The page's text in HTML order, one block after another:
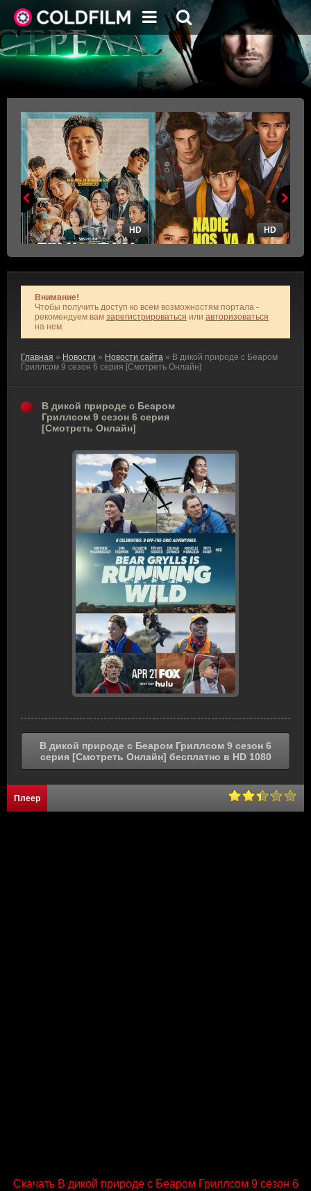
HD HD
Внимание!
Чтобы получить доступ ко всем возможностям портала -
рекомендуем вам зарегистрироваться или авторизоваться
на нем.
Главная » Новости » Новости сайта » В дикой природе с Беаром
Гриллсом 9 сезон 6 серия [Смотреть Онлайн]
В дикой природе с Беаром
Гриллсом 9 сезон 6 серия
[Смотреть Онлайн]
В дикой природе с Беаром Гриллсом 9 сезон 6
серия [Смотреть Онлайн] бесплатно в HD 1080
Плеер
Скачать В дикой природе с Беаром Гриллсом 9 сезон 6